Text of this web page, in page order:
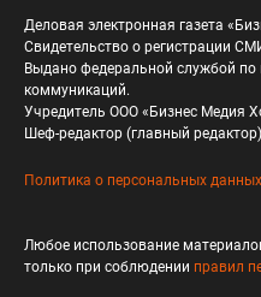
Деловая электронная газета
Свидетельство о регистрации
Выдано федеральной службой по
коммуникаций.
Учредитель ООО «Бизнес Медия
Шеф-редактор (главный
Политика о персональных данных
Любое использование
только при соблюдении правил